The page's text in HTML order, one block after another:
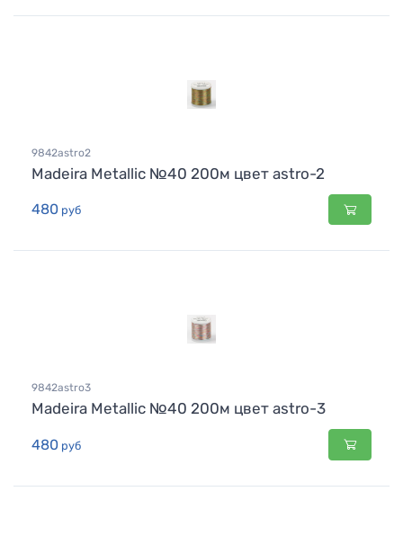
9842astro2
Madeira Metallic №40 200м цвет astro-2
480 руб
9842astro3
Madeira Metallic №40 200м цвет astro-3
480 руб